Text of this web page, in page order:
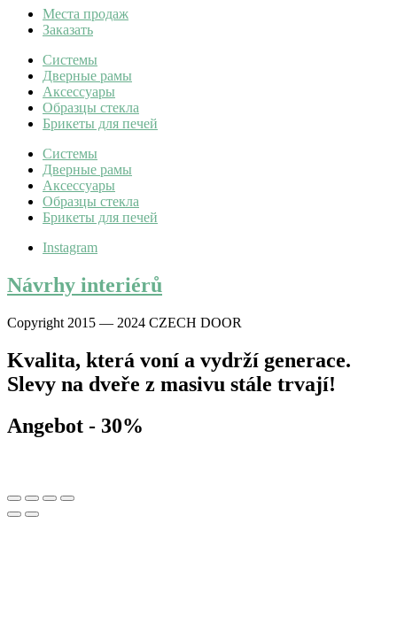
Места продаж
Заказать
Системы
Дверные рамы
Аксессуары
Образцы стекла
Брикеты для печей
Системы
Дверные рамы
Аксессуары
Образцы стекла
Брикеты для печей
Instagram
Návrhy interiérů
Copyright 2015 — 2024 CZECH DOOR
Kvalita, která voní a vydrží generace.
Slevy na dveře z masivu stále trvají!
Angebot - 30%